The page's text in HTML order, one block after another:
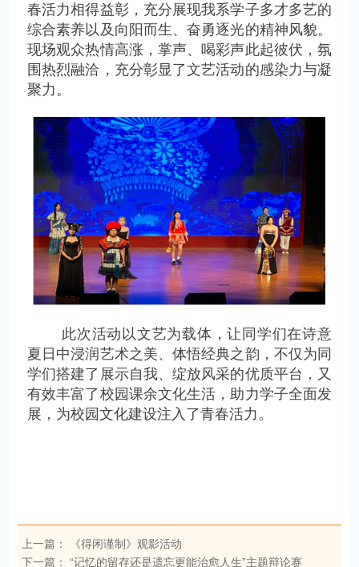
春活力相得益彰，充分展现我系学子多才多艺的
综合素养以及向阳而生、奋勇逐光的精神风貌。
现场观众热情高涨，掌声、喝彩声此起彼伏，氛
围热烈融洽，充分彰显了文艺活动的感染力与凝
聚力。
此次活动以文艺为载体，让同学们在诗意
夏日中浸润艺术之美、体悟经典之韵，不仅为同
学们搭建了展示自我、绽放风采的优质平台，又
有效丰富了校园课余文化生活，助力学子全面发
展，为校园文化建设注入了青春活力。
上一篇：
《得闲谨制》观影活动
下一篇： “记忆的留存还是遗忘更能治愈人生”主题辩论赛